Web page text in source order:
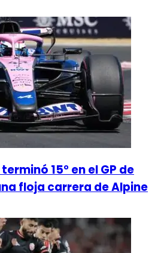
15° en el GP de
floja carrera de Alpine